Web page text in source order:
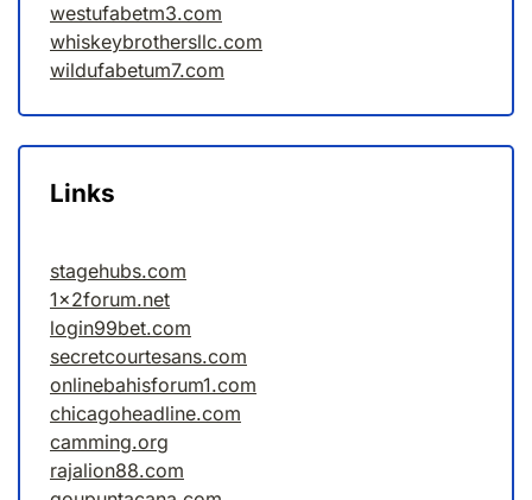
westufabetm3.com
whiskeybrothersllc.com
wildufabetum7.com
Links
stagehubs.com
1x2forum.net
login99bet.com
secretcourtesans.com
onlinebahisforum1.com
chicagoheadline.com
camming.org
rajalion88.com